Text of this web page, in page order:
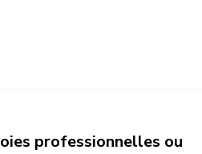
professionnelles ou